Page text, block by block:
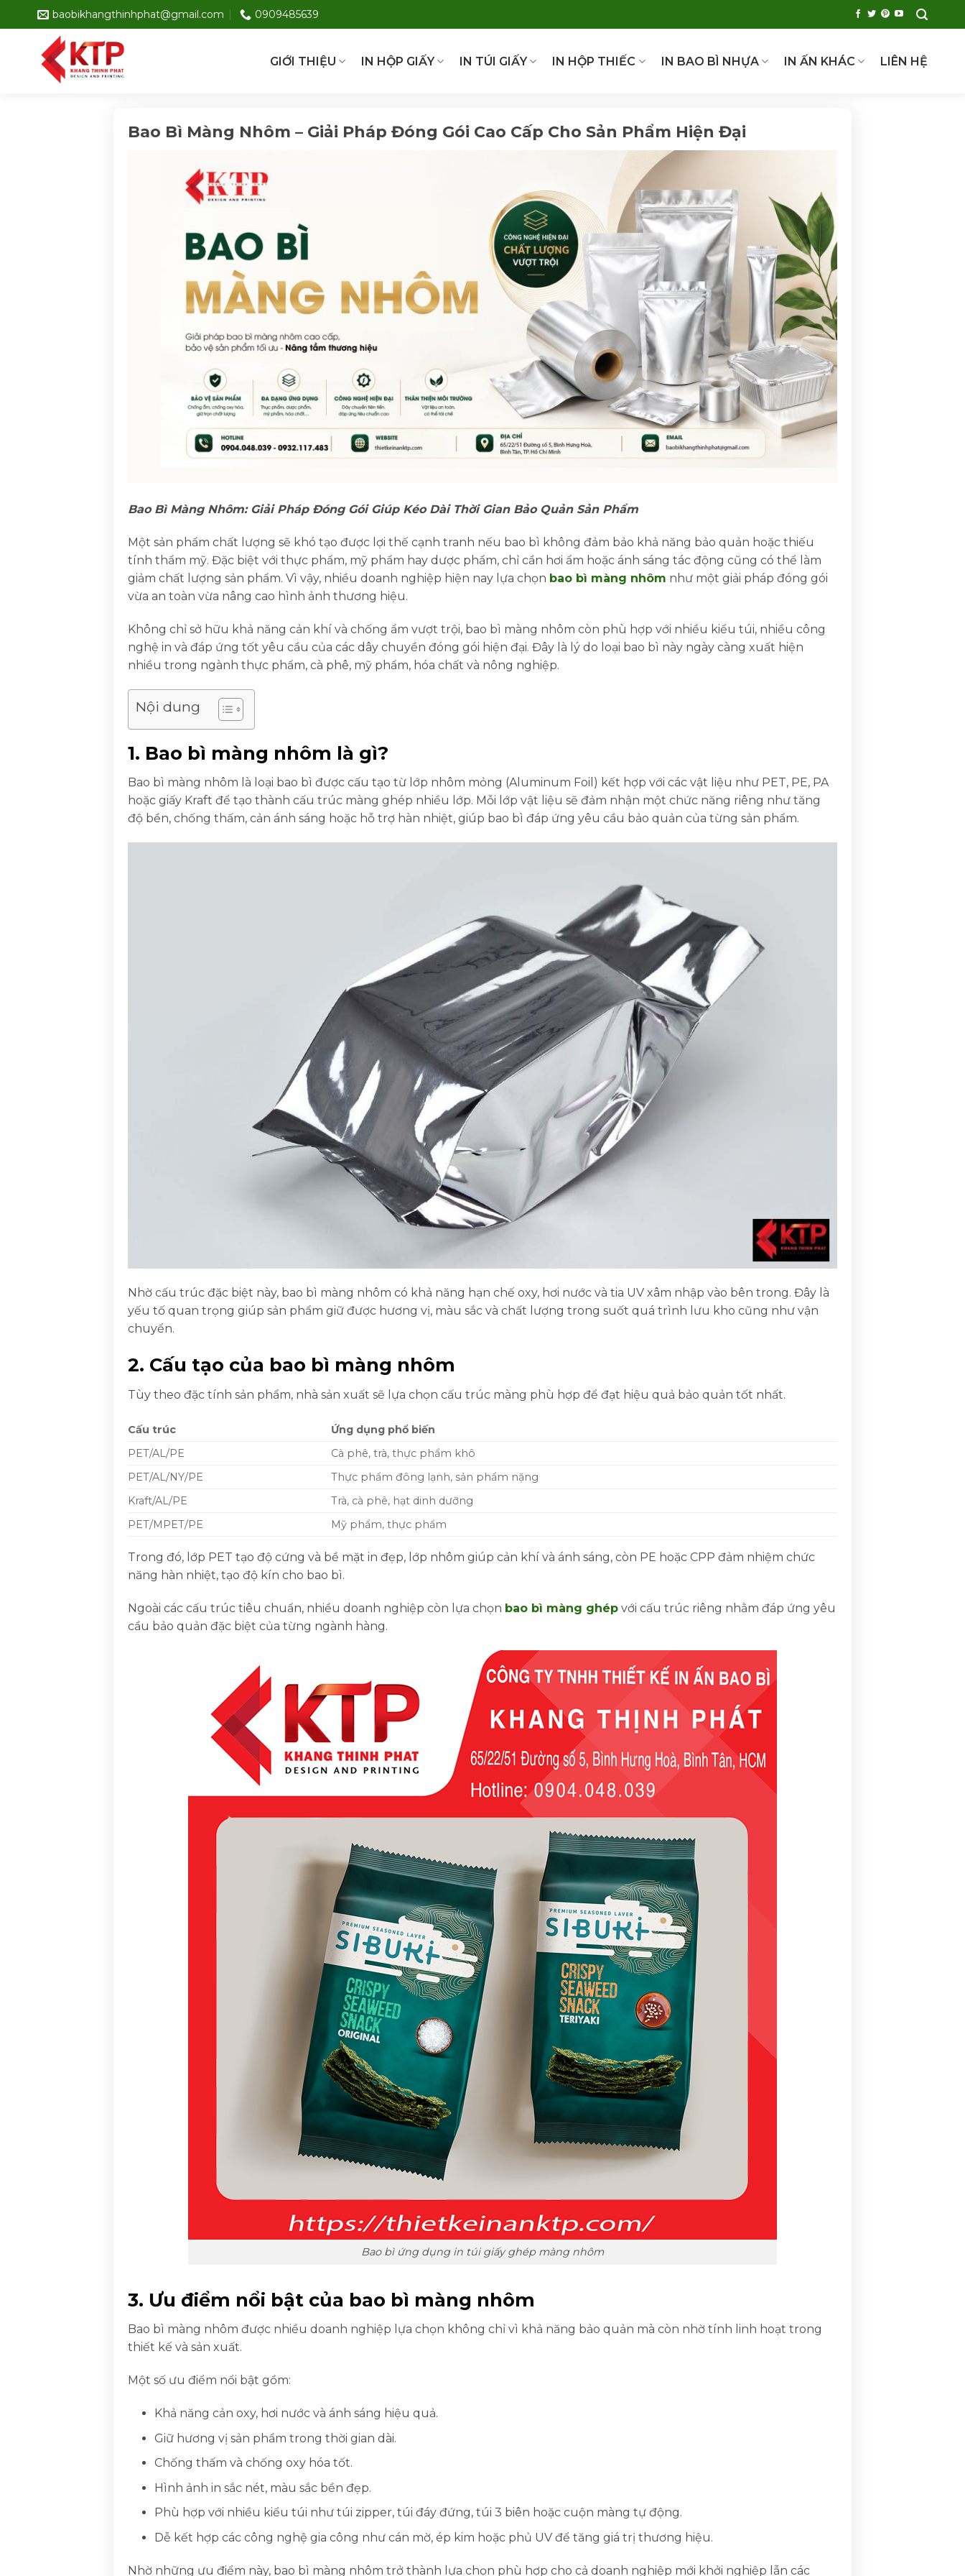
to
baobikhangthinhphat@gmail.com 0909485639
GIỚI THIỆU IN HỘP GIẤY IN TÚI GIẤY IN HỘP THIẾC IN BAO BÌ NHỰA IN ẤN KHÁC LIÊN HỆ
Bao Bì Màng Nhôm – Giải Pháp Đóng Gói Cao Cấp Cho Sản Phẩm Hiện Đại
Bao Bì Màng Nhôm: Giải Pháp Đóng Gói Giúp Kéo Dài Thời Gian Bảo Quản Sản Phẩm
Một sản phẩm chất lượng sẽ khó tạo được lợi thế cạnh tranh nếu bao bì không đảm bảo khả năng bảo quản hoặc thiếu
tính thẩm mỹ. Đặc biệt với thực phẩm, mỹ phẩm hay dược phẩm, chỉ cần hơi ẩm hoặc ánh sáng tác động cũng có thể làm
giảm chất lượng sản phẩm. Vì vậy, nhiều doanh nghiệp hiện nay lựa chọn bao bì màng nhôm như một giải pháp đóng gói
vừa an toàn vừa nâng cao hình ảnh thương hiệu.
Không chỉ sở hữu khả năng cản khí và chống ẩm vượt trội, bao bì màng nhôm còn phù hợp với nhiều kiểu túi, nhiều công
nghệ in và đáp ứng tốt yêu cầu của các dây chuyền đóng gói hiện đại. Đây là lý do loại bao bì này ngày càng xuất hiện
nhiều trong ngành thực phẩm, cà phê, mỹ phẩm, hóa chất và nông nghiệp.
Nội dung
1. Bao bì màng nhôm là gì?
Bao bì màng nhôm là loại bao bì được cấu tạo từ lớp nhôm mỏng (Aluminum Foil) kết hợp với các vật liệu như PET, PE, PA
hoặc giấy Kraft để tạo thành cấu trúc màng ghép nhiều lớp. Mỗi lớp vật liệu sẽ đảm nhận một chức năng riêng như tăng
độ bền, chống thấm, cản ánh sáng hoặc hỗ trợ hàn nhiệt, giúp bao bì đáp ứng yêu cầu bảo quản của từng sản phẩm.
Nhờ cấu trúc đặc biệt này, bao bì màng nhôm có khả năng hạn chế oxy, hơi nước và tia UV xâm nhập vào bên trong. Đây là
yếu tố quan trọng giúp sản phẩm giữ được hương vị, màu sắc và chất lượng trong suốt quá trình lưu kho cũng như vận
chuyển.
2. Cấu tạo của bao bì màng nhôm
Tùy theo đặc tính sản phẩm, nhà sản xuất sẽ lựa chọn cấu trúc màng phù hợp để đạt hiệu quả bảo quản tốt nhất.
Cấu trúc
Ứng dụng phổ biến
PET/AL/PE
Cà phê, trà, thực phẩm khô
PET/AL/NY/PE
Thực phẩm đông lạnh, sản phẩm nặng
Kraft/AL/PE
Trà, cà phê, hạt dinh dưỡng
PET/MPET/PE
Mỹ phẩm, thực phẩm
Trong đó, lớp PET tạo độ cứng và bề mặt in đẹp, lớp nhôm giúp cản khí và ánh sáng, còn PE hoặc CPP đảm nhiệm chức
năng hàn nhiệt, tạo độ kín cho bao bì.
Ngoài các cấu trúc tiêu chuẩn, nhiều doanh nghiệp còn lựa chọn bao bì màng ghépvới cấu trúc riêng nhằm đáp ứng yêu
cầu bảo quản đặc biệt của từng ngành hàng.
Bao bì ứng dụng in túi giấy ghép màng nhôm
3. Ưu điểm nổi bật của bao bì màng nhôm
Bao bì màng nhôm được nhiều doanh nghiệp lựa chọn không chỉ vì khả năng bảo quản mà còn nhờ tính linh hoạt trong
thiết kế và sản xuất.
Một số ưu điểm nổi bật gồm:
Khả năng cản oxy, hơi nước và ánh sáng hiệu quả.
Giữ hương vị sản phẩm trong thời gian dài.
Chống thấm và chống oxy hóa tốt.
Hình ảnh in sắc nét, màu sắc bền đẹp.
Phù hợp với nhiều kiểu túi như túi zipper, túi đáy đứng, túi 3 biên hoặc cuộn màng tự động.
Dễ kết hợp các công nghệ gia công như cán mờ, ép kim hoặc phủ UV để tăng giá trị thương hiệu.
Nhờ những ưu điểm này, bao bì màng nhôm trở thành lựa chọn phù hợp cho cả doanh nghiệp mới khởi nghiệp lẫn các